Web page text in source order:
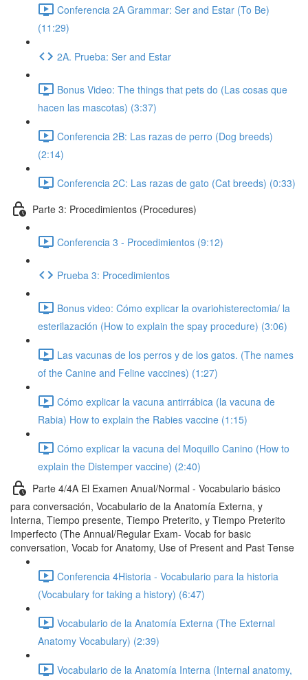
Conferencia 2A Grammar: Ser and Estar (To Be)
(11:29)
2A. Prueba: Ser and Estar
Bonus Video: The things that pets do (Las cosas que
hacen las mascotas) (3:37)
Conferencia 2B: Las razas de perro (Dog breeds)
(2:14)
Conferencia 2C: Las razas de gato (Cat breeds) (0:33)
Parte 3: Procedimientos (Procedures)
Conferencia 3 - Procedimientos (9:12)
Prueba 3: Procedimientos
Bonus video: Cómo explicar la ovariohisterectomia/ la
esterilazación (How to explain the spay procedure) (3:06)
Las vacunas de los perros y de los gatos. (The names
of the Canine and Feline vaccines) (1:27)
Cómo explicar la vacuna antirrábica (la vacuna de
Rabia) How to explain the Rabies vaccine (1:15)
Cómo explicar la vacuna del Moquillo Canino (How to
explain the Distemper vaccine) (2:40)
Parte 4/4A El Examen Anual/Normal - Vocabulario básico
para conversación, Vocabulario de la Anatomía Externa, y
Interna, Tiempo presente, Tiempo Preterito, y Tiempo Preterito
Imperfecto (The Annual/Regular Exam- Vocab for basic
conversation, Vocab for Anatomy, Use of Present and Past Tense
Conferencia 4Historia - Vocabulario para la historia
(Vocabulary for taking a history) (6:47)
Vocabulario de la Anatomía Externa (The External
Anatomy Vocabulary) (2:39)
Vocabulario de la Anatomía Interna (Internal anatomy,